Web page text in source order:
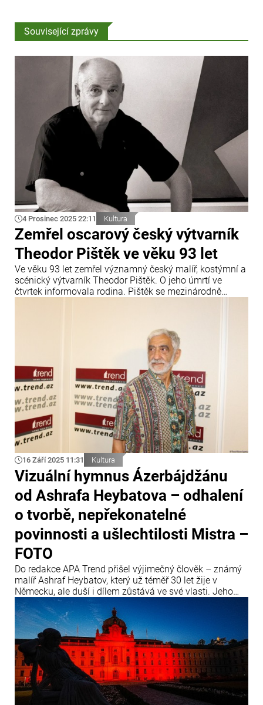
Související zprávy
4 Prosinec 2025 22:11 Kultura
Zemřel oscarový český výtvarník
Theodor Pištěk ve věku 93 let
Ve věku 93 let zemřel významný český malíř, kostýmní a
scénický výtvarník Theodor Pištěk. O jeho úmrtí ve
čtvrtek informovala rodina. Pištěk se mezinárodně
16 Září 2025 11:31 Kultura
Vizuální hymnus Ázerbájdžánu
od Ashrafa Heybatova – odhalení
o tvorbě, nepřekonatelné
povinnosti a ušlechtilosti Mistra –
FOTO
Do redakce APA Trend přišel výjimečný člověk – známý
malíř Ashraf Heybatov, který už téměř 30 let žije v
Německu, ale duší i dílem zůstává ve své vlasti. Jeho
tvorba není jen malířstvím. Je to dialog kultur, most mezi
Východem a Západem a především vizuální hymnus
Ázerbájdžánu.